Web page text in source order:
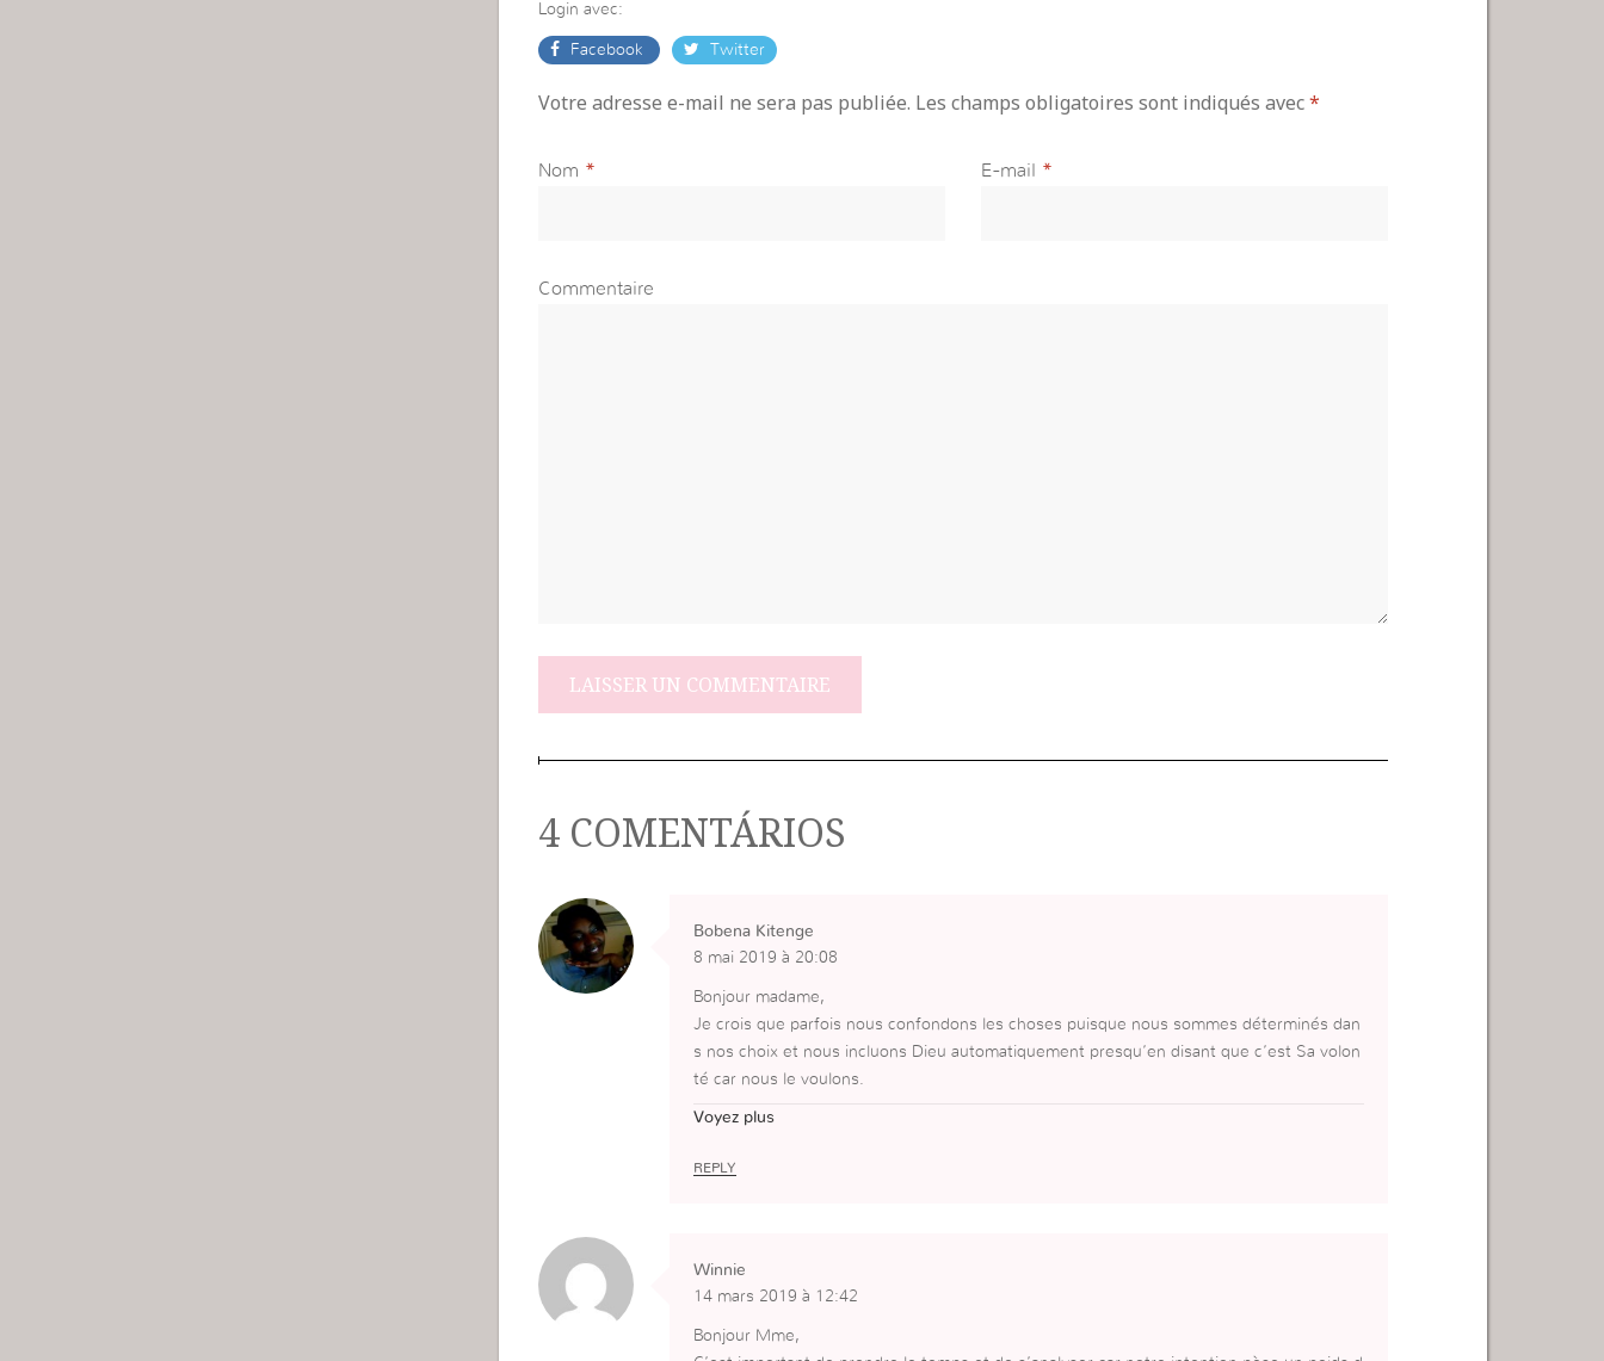
Login avec:
Facebook Twitter
Votre adresse e-mail ne sera pas publiée. Les champs obligatoires sont indiqués avec*
Nom * E-mail *
Commentaire
4 COMENTÁRIOS
Bobena Kitenge
8 mai 2019 à 20:08
Bonjour madame,
Je crois que parfois nous confondons les choses puisque nous sommes déterminés dan
s nos choix et nous incluons Dieu automatiquement presqu’en disant que c’est Sa volon
té car nous le voulons.
A moi d’etre mature, et de peser si cette détermination est plus pour moi que pour Die
Et remettre ce sentiment, cette détermination charnelle sur l’Autel de Dieu.
Voyez plus
REPLY
Winnie
14 mars 2019 à 12:42
Bonjour Mme,